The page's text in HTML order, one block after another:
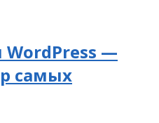
WordPress —
самых